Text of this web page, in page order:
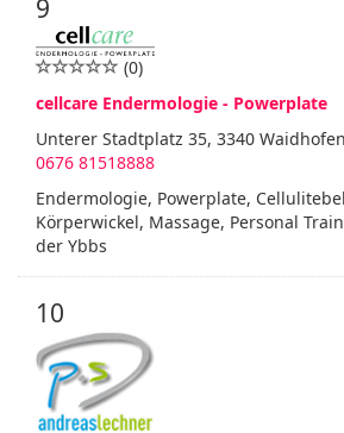
9
(0)
cellcare Endermologie - Powerplate
Unterer Stadtplatz 35, 3340
0676 81518888
Endermologie, Powerplate,
Körperwickel, Massage, Personal
der Ybbs
10